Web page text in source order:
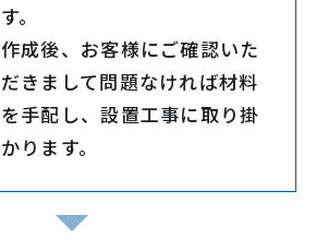
す。
作成後、お客様にご確認いた
だきまして問題なければ材料
を手配し、設置工事に取り掛
かります。